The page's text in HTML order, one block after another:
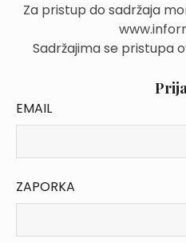
Za pristup do sadržaja
Sadržajima se pristupa
EMAIL
ZAPORKA